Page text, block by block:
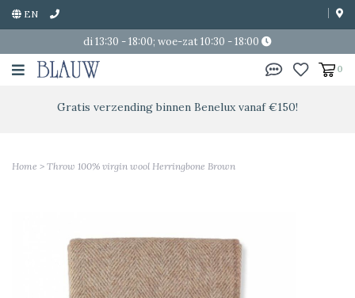
EN
di 13:30 - 18:00; woe-zat 10:30 - 18:00
0
Gratis verzending binnen Benelux vanaf €150!
Home > Throw 100% virgin wool Herringbone Brown